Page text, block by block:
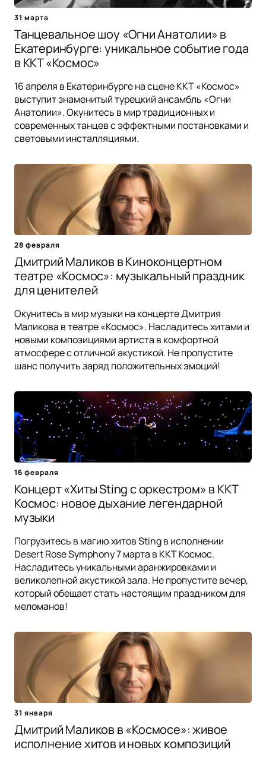
31 марта
Танцевальное шоу «Огни Анатолии» в
Екатеринбурге: уникальное событие года
в ККТ «Космос»
16 апреля в Екатеринбурге на сцене ККТ «Космос»
выступит знаменитый турецкий ансамбль «Огни
Анатолии». Окунитесь в мир традиционных и
современных танцев с эффектными постановками и
световыми инсталляциями.
28 февраля
Дмитрий Маликов в Киноконцертном
театре «Космос»: музыкальный праздник
для ценителей
Окунитесь в мир музыки на концерте Дмитрия
Маликова в театре «Космос». Насладитесь хитами и
новыми композициями артиста в комфортной
атмосфере с отличной акустикой. Не пропустите
шанс получить заряд положительных эмоций!
16 февраля
Концерт «Хиты Sting с оркестром» в ККТ
Космос: новое дыхание легендарной
музыки
Погрузитесь в магию хитов Sting в исполнении
Desert Rose Symphony 7 марта в ККТ Космос.
Насладитесь уникальными аранжировками и
великолепной акустикой зала. Не пропустите вечер,
который обещает стать настоящим праздником для
меломанов!
31 января
Дмитрий Маликов в «Космосе»: живое
исполнение хитов и новых композиций